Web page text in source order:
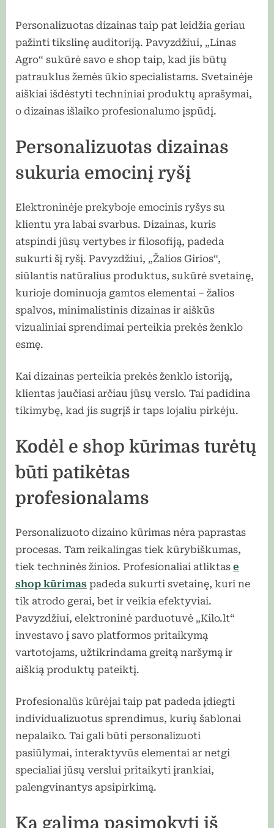
Personalizuotas dizainas taip pat leidžia geriau
pažinti tikslinę auditoriją. Pavyzdžiui, „Linas
Agro“ sukūrė savo e shop taip, kad jis būtų
patrauklus žemės ūkio specialistams. Svetainėje
aiškiai išdėstyti techniniai produktų aprašymai,
o dizainas išlaiko profesionalumo įspūdį.
Personalizuotas dizainas
sukuria emocinį ryšį
Elektroninėje prekyboje emocinis ryšys su
klientu yra labai svarbus. Dizainas, kuris
atspindi jūsų vertybes ir filosofiją, padeda
sukurti šį ryšį. Pavyzdžiui, „Žalios Girios“,
siūlantis natūralius produktus, sukūrė svetainę,
kurioje dominuoja gamtos elementai – žalios
spalvos, minimalistinis dizainas ir aiškūs
vizualiniai sprendimai perteikia prekės ženklo
esmę.
Kai dizainas perteikia prekės ženklo istoriją,
klientas jaučiasi arčiau jūsų verslo. Tai padidina
tikimybę, kad jis sugrįš ir taps lojaliu pirkėju.
Kodėl e shop kūrimas turėtų
būti patikėtas
profesionalams
Personalizuoto dizaino kūrimas nėra paprastas
procesas. Tam reikalingas tiek kūrybiškumas,
tiek techninės žinios. Profesionaliai atliktas e
shop kūrimas padeda sukurti svetainę, kuri ne
tik atrodo gerai, bet ir veikia efektyviai.
Pavyzdžiui, elektroninė parduotuvė „Kilo.lt“
investavo į savo platformos pritaikymą
vartotojams, užtikrindama greitą naršymą ir
aiškią produktų pateiktį.
Profesionalūs kūrėjai taip pat padeda įdiegti
individualizuotus sprendimus, kurių šablonai
nepalaiko. Tai gali būti personalizuoti
pasiūlymai, interaktyvūs elementai ar netgi
specialiai jūsų verslui pritaikyti įrankiai,
palengvinantys apsipirkimą.
Ką galima pasimokyti iš